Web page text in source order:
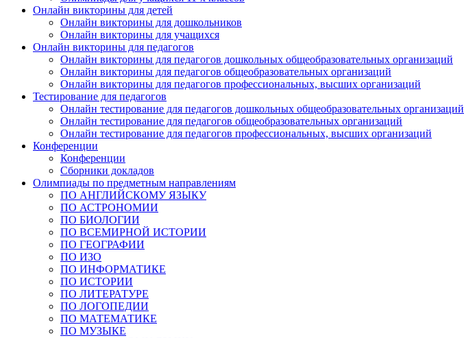
Онлайн викторины для детей
Онлайн викторины для дошкольников
Онлайн викторины для учащихся
Онлайн викторины для педагогов
Онлайн викторины для педагогов дошкольных общеобразовательных организаций
Онлайн викторины для педагогов общеобразовательных организаций
Онлайн викторины для педагогов профессиональных, высших организаций
Тестирование для педагогов
Онлайн тестирование для педагогов дошкольных общеобразовательных организаций
Онлайн тестирование для педагогов общеобразовательных организаций
Онлайн тестирование для педагогов профессиональных, высших организаций
Конференции
Конференции
Сборники докладов
Олимпиады по предметным направлениям
ПО АНГЛИЙСКОМУ ЯЗЫКУ
ПО АСТРОНОМИИ
ПО БИОЛОГИИ
ПО ВСЕМИРНОЙ ИСТОРИИ
ПО ГЕОГРАФИИ
ПО ИЗО
ПО ИНФОРМАТИКЕ
ПО ИСТОРИИ
ПО ЛИТЕРАТУРЕ
ПО ЛОГОПЕДИИ
ПО МАТЕМАТИКЕ
ПО МУЗЫКЕ